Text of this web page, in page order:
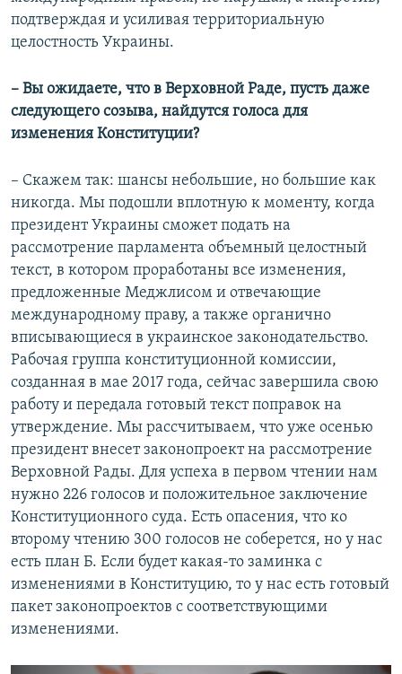
подтверждая и усиливая территориальную
целостность Украины.
– Вы ожидаете, что в Верховной Раде, пусть даже
следующего созыва, найдутся голоса для
изменения Конституции?
– Скажем так: шансы небольшие, но большие как
никогда. Мы подошли вплотную к моменту, когда
президент Украины сможет подать на
рассмотрение парламента объемный целостный
текст, в котором проработаны все изменения,
предложенные Меджлисом и отвечающие
международному праву, а также органично
вписывающиеся в украинское законодательство.
Рабочая группа конституционной комиссии,
созданная в мае 2017 года, сейчас завершила свою
работу и передала готовый текст поправок на
утверждение. Мы рассчитываем, что уже осенью
президент внесет законопроект на рассмотрение
Верховной Рады. Для успеха в первом чтении нам
нужно 226 голосов и положительное заключение
Конституционного суда. Есть опасения, что ко
второму чтению 300 голосов не соберется, но у нас
есть план Б. Если будет какая-то заминка с
изменениями в Конституцию, то у нас есть готовый
пакет законопроектов с соответствующими
изменениями.